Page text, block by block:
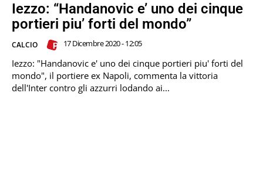
Iezzo: “Handanovic e’ uno dei cinque
portieri piu’ forti del mondo”
CALCIO 17 Dicembre 2020 - 12:05
Iezzo: "Handanovic e' uno dei cinque portieri piu' forti del
mondo", il portiere ex Napoli, commenta la vittoria
dell'Inter contro gli azzurri lodando ai...